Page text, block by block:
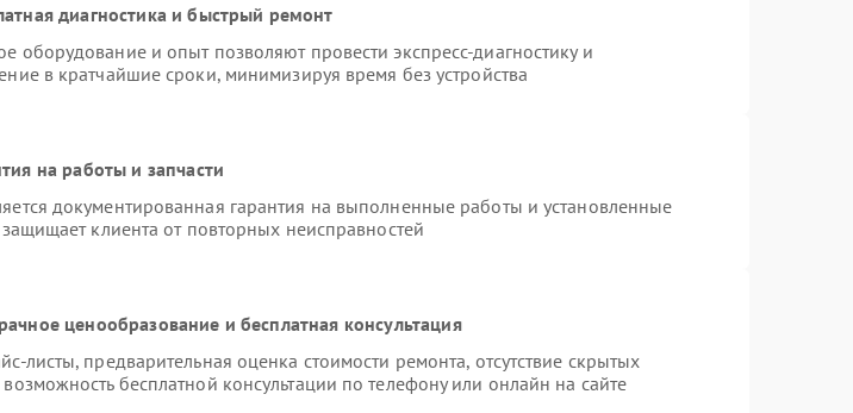
диагностика и быстрый ремонт
оборудование и опыт позволяют провести экспресс-диагностику и
в кратчайшие сроки, минимизируя время без устройства
на работы и запчасти
документированная гарантия на выполненные работы и установленные
защищает клиента от повторных неисправностей
ценообразование и бесплатная консультация
листы, предварительная оценка стоимости ремонта, отсутствие скрытых
бесплатной консультации по телефону или онлайн на сайте